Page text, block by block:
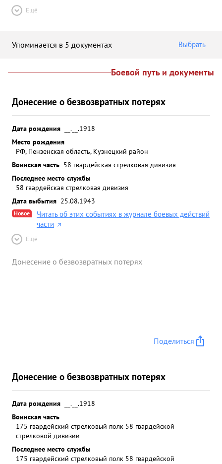
Ещё
Упоминается в 5 документах Выбрать
Боевой путь и документы
Донесение о безвозвратных потерях
Дата рождения
__.__.1918
Место рождения
РФ, Пензенская область, Кузнецкий район
Воинская часть 58 гвардейская стрелковая дивизия
Последнее место службы
58 гвардейская стрелковая дивизия
Дата выбытия 25.08.1943
Новое
Читать об этих событиях в журнале боевых действий
части
Ещё
Донесение о безвозвратных потерях
Поделиться
Донесение о безвозвратных потерях
Дата рождения
__.__.1918
Воинская часть
175 гвардейский стрелковый полк 58 гвардейской
стрелковой дивизии
Последнее место службы
175 гвардейский стрелковый полк 58 гвардейской